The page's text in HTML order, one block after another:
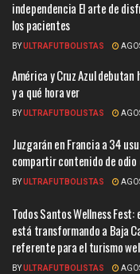
independencia El arte de
los pacientes
BYULTRAFUTBOLISTAS
América y Cruz Azul debutan
y a qué hora ver
BYULTRAFUTBOLISTAS
Juzgarán en Francia a 34
compartir contenido de
BYULTRAFUTBOLISTAS
Todos Santos Wellness
está transformando a Baja
referente para el turismo
BYULTRAFUTBOLISTAS